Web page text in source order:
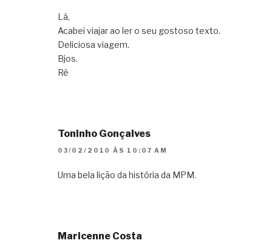
Lá,
Acabei viajar ao ler o seu gostoso texto.
Deliciosa viagem.
Bjos.
Rê
Toninho Gonçalves
03/02/2010 ÀS 10:07 AM
Uma bela lição da história da MPM.
Maricenne Costa